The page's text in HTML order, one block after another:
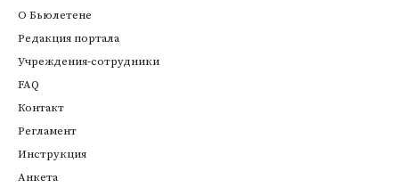
О Бьюлетене
Редакция портала
Учреждения-сотрудники
FAQ
Контакт
Регламент
Инструкция
Анкета